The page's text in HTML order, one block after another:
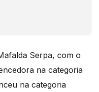
Serpa, com o
na categoria
na categoria